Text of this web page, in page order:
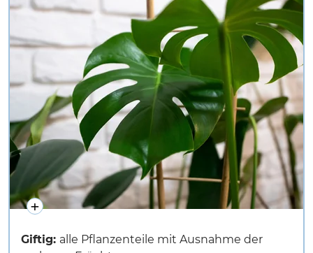
Giftig: alle Pflanzenteile mit Ausnahme der